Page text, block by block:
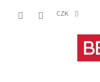
CZK